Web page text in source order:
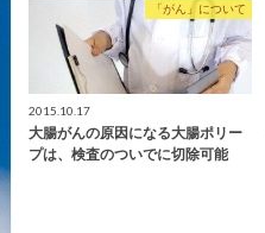
「がん」について
2015.10.17
大腸がんの原因になる大腸ポリー
プは、検査のついでに切除可能